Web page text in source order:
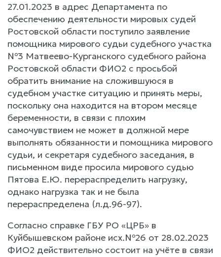
27.01.2023 в адрес Департамента по
обеспечению деятельности мировых судей
Ростовской области поступило заявление
помощника мирового судьи судебного участка
№3 Матвеево-Курганского судебного района
Ростовской области ФИО2 с просьбой
обратить внимание на сложившуюся в
судебном участке ситуацию и принять меры,
поскольку она находится на втором месяце
беременности, в связи с плохим
самочувствием не может в должной мере
выполнять обязанности и помощника мирового
судьи, и секретаря судебного заседания, в
письменном виде просила мирового судью
Пятова Е.Ю. перераспределить нагрузку,
однако нагрузка так и не была
перераспределена (л.д.96-97).
Согласно справке ГБУ РО «ЦРБ» в
Куйбышевском районе исх.№26 от 28.02.2023
ФИО2 действительно состоит на учёте в связи